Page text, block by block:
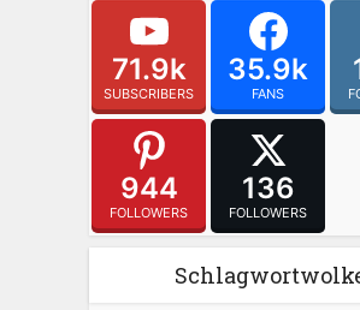
71.9k
SUBSCRIBERS
35.9k
FANS
944
FOLLOWERS
136
FOLLOWERS